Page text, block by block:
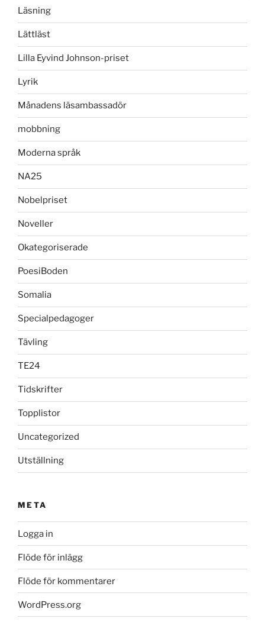
Läsning
Lättläst
Lilla Eyvind Johnson-priset
Lyrik
Månadens läsambassadör
mobbning
Moderna språk
NA25
Nobelpriset
Noveller
Okategoriserade
PoesiBoden
Somalia
Specialpedagoger
Tävling
TE24
Tidskrifter
Topplistor
Uncategorized
Utställning
META
Logga in
Flöde för inlägg
Flöde för kommentarer
WordPress.org